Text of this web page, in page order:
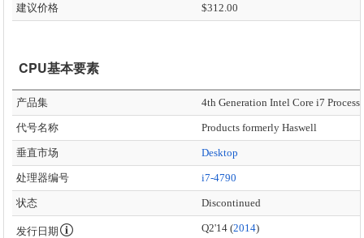
建议价格 $312.00
CPU基本要素
产品集 4th Generation Intel Core i7
代号名称 Products formerly Haswell
垂直市场 Desktop
处理器编号 i7-4790
状态 Discontinued
发行日期 Q2'14 (2014)